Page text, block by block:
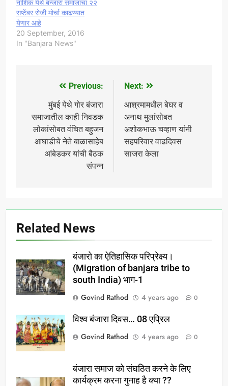
नाशिक येथे बन्जारा समाजाचा २२
सप्टेंबर रोजी मोर्चा काढण्यात
येणार आहे
20 September, 2016
In "Banjara News"
navigation
Previous:
मुंबई येथे गोर बंजारा
समाजातील काही निवडक
लोकांसोबत वंचित बहुजन
आघाडीचे नेते बाळासाहेब
आंबेडकर यांची बैठक
संपन्न
Next:
आश्रमामधील बेघर व
अनाथ मुलांसोबत
अशोकभाऊ चव्हाण यांनी
सहपरिवार वाढदिवस
साजरा केला
Related News
बंजारो का ऐतिहासिक परिप्रेक्ष्य।
(Migration of banjara tribe to
south India) भाग-1
Govind Rathod
4 years ago 0
विश्व बंजारा दिवस… 08 एप्रिल
Govind Rathod
4 years ago 0
बंजारा समाज को संघठित करने के लिए
कार्यक्रम करना गुनाह है क्या ??